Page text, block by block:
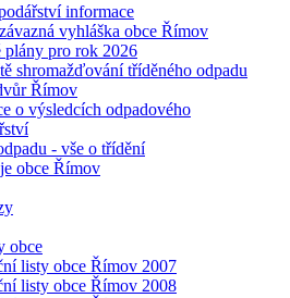
informace
vyhláška obce Římov
plány pro rok 2026
shromažďování tříděného odpadu
Římov
o výsledcích odpadového
- vše o třídění
obce Římov
obce
listy obce Římov 2007
listy obce Římov 2008